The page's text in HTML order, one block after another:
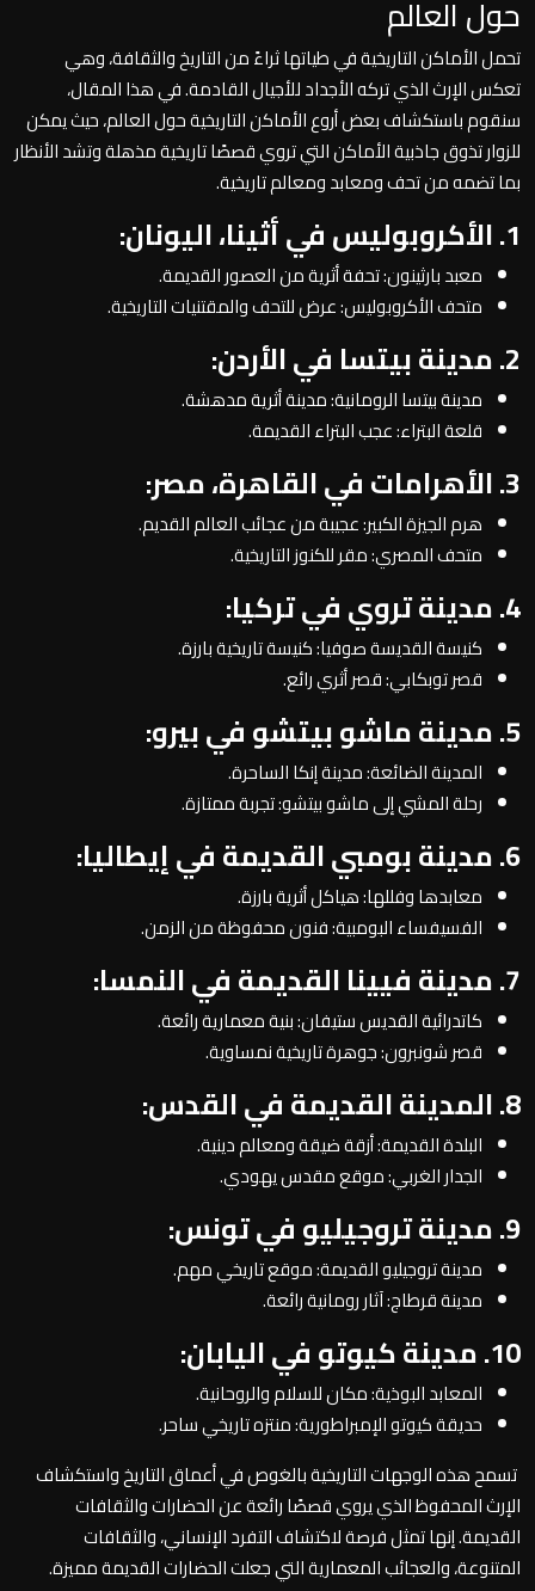
حول العالم
تحمل الأماكن التاريخية في طياتها ثراءً من التاريخ والثقافة، وهي
تعكس الإرث الذي تركه الأجداد للأجيال القادمة. في هذا المقال،
سنقوم باستكشاف بعض أروع الأماكن التاريخية حول العالم، حيث يمكن
للزوار تذوق جاذبية الأماكن التي تروي قصصًا تاريخية مذهلة وتشد الأنظار
بما تضمه من تحف ومعابد ومعالم تاريخية.
1. الأكروبوليس في أثينا، اليونان:
معبد بارثينون: تحفة أثرية من العصور القديمة.
متحف الأكروبوليس: عرض للتحف والمقتنيات التاريخية.
2. مدينة بيتسا في الأردن:
مدينة بيتسا الرومانية: مدينة أثرية مدهشة.
قلعة البتراء: عجب البتراء القديمة.
3. الأهرامات في القاهرة، مصر:
هرم الجيزة الكبير: عجيبة من عجائب العالم القديم.
متحف المصري: مقر للكنوز التاريخية.
4. مدينة تروي في تركيا:
كنيسة القديسة صوفيا: كنيسة تاريخية بارزة.
قصر توبكابي: قصر أثري رائع.
5. مدينة ماشو بيتشو في بيرو:
المدينة الضائعة: مدينة إنكا الساحرة.
رحلة المشي إلى ماشو بيتشو: تجربة ممتازة.
6. مدينة بومبي القديمة في إيطاليا:
معابدها وفللها: هياكل أثرية بارزة.
الفسيفساء البومبية: فنون محفوظة من الزمن.
7. مدينة فيينا القديمة في النمسا:
كاتدرائية القديس ستيفان: بنية معمارية رائعة.
قصر شونبرون: جوهرة تاريخية نمساوية.
8. المدينة القديمة في القدس:
البلدة القديمة: أزقة ضيقة ومعالم دينية.
الجدار الغربي: موقع مقدس يهودي.
9. مدينة تروجيليو في تونس:
مدينة تروجيليو القديمة: موقع تاريخي مهم.
مدينة قرطاج: آثار رومانية رائعة.
10. مدينة كيوتو في اليابان:
المعابد البوذية: مكان للسلام والروحانية.
حديقة كيوتو الإمبراطورية: منتزه تاريخي ساحر.
تسمح هذه الوجهات التاريخية بالغوص في أعماق التاريخ واستكشاف
الإرث المحفوظ الذي يروي قصصًا رائعة عن الحضارات والثقافات
القديمة. إنها تمثل فرصة لاكتشاف التفرد الإنساني، والثقافات
المتنوعة، والعجائب المعمارية التي جعلت الحضارات القديمة مميزة.